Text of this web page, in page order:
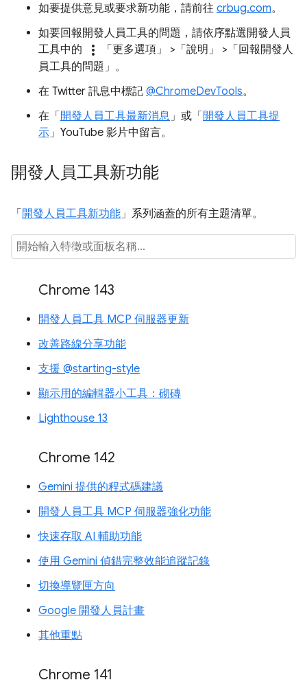
如要提供意見或要求新功能，請前往 crbug.com。
如要回報開發人員工具的問題，請依序點選開發人員
工具中的
more_vert 「更多選項」 >「說明」
>「回報開發人
員工具的問題」 。
在 Twitter 訊息中標記 @ChromeDevTools。
在「開發人員工具最新消息 」或「開發人員工具提
示 」YouTube 影片中留言。
開發人員工具新功能
「開發人員工具新功能 」系列涵蓋的所有主題清單。
Chrome 143
開發人員工具 MCP 伺服器更新
改善路線分享功能
支援 @starting-style
顯示用的編輯器小工具：砌磚
Lighthouse 13
Chrome 142
Gemini 提供的程式碼建議
開發人員工具 MCP 伺服器強化功能
快速存取 AI 輔助功能
使用 Gemini 偵錯完整效能追蹤記錄
切換導覽匣方向
Google 開發人員計畫
其他重點
Chrome 141